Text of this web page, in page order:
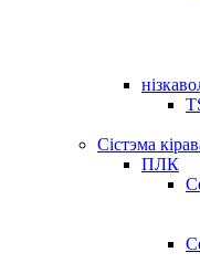
Сістэма
ПЛК